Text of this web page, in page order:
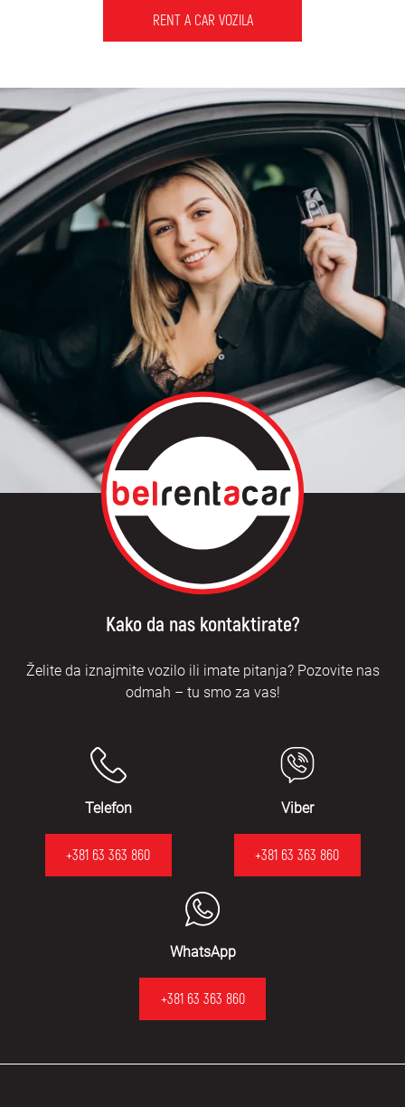
RENT A CAR VOZILA
Kako da nas kontaktirate?
Želite da iznajmite vozilo ili imate pitanja? Pozovite nas
odmah – tu smo za vas!
Telefon
+381 63 363 860
Viber
+381 63 363 860
WhatsApp
+381 63 363 860